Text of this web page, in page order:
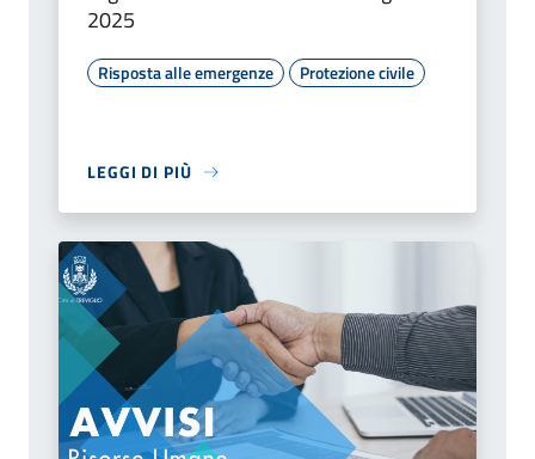
2025
Risposta alle emergenze Protezione civile
LEGGI DI PIÙ